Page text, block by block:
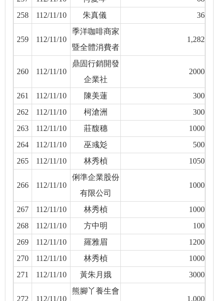
258
112/11/10 朱真儀 36
259 112/11/10
季洋咖啡商家
暨全體消費者
1,282
260 112/11/10
鼎固行銷開發
企業社
2000
261 112/11/10 陳美蓮
300
262
112/11/10 柯滄洲
300
263
112/11/10 莊馥穗
1000
264
112/11/10 巫彧彣
500
265
112/11/10 林秀楨 1050
266 112/11/10
俐準企業股份
有限公司
1000
267 112/11/10 林秀楨
1000
268
112/11/10 方中明
100
269
112/11/10 羅雅眉
1200
270
112/11/10 林秀楨
1000
271
112/11/10 黃朱月娥 3000
272 112/11/10
熊腳丫養生會
1,000